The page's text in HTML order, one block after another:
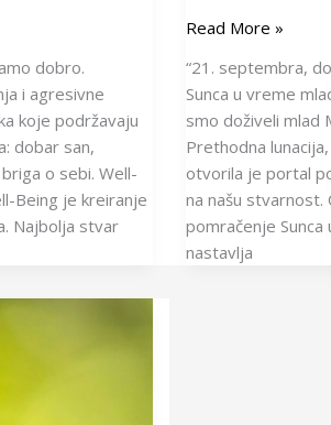
dobro.
i agresivne
koje podržavaju
dobar san,
o sebi. Well-
Being je kreiranje
Najbolja stvar
Read More »
“21. septembra,
Sunca u vreme
smo doživeli mlad
Prethodna
otvorila je portal
na našu stvarnost.
pomračenje
nastavlja